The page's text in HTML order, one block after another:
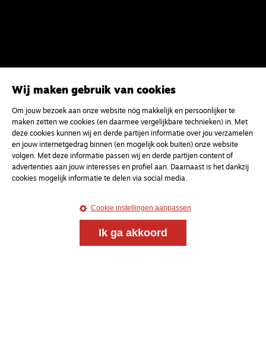
Wij maken gebruik van cookies
Om jouw bezoek aan onze website nóg makkelijk en persoonlijker te
maken zetten we cookies (en daarmee vergelijkbare technieken) in. Met
deze cookies kunnen wij en derde partijen informatie over jou verzamelen
en jouw internetgedrag binnen (en mogelijk ook buiten) onze website
volgen. Met deze informatie passen wij en derde partijen content of
advertenties aan jouw interesses en profiel aan. Daarnaast is het dankzij
cookies mogelijk informatie te delen via social media.
Cookie instellingen aanpassen
Ik ga akkoord